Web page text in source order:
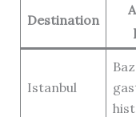
Destination
Istanbul